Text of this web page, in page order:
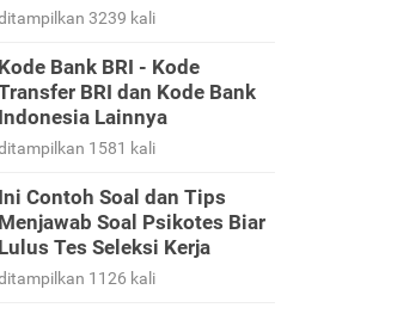
3239 kali
Kode Bank BRI - Kode
BRI dan Kode Bank
Indonesia Lainnya
1581 kali
Ini Contoh Soal dan Tips
Menjawab Soal Psikotes Biar
Lulus Tes Seleksi Kerja
1126 kali